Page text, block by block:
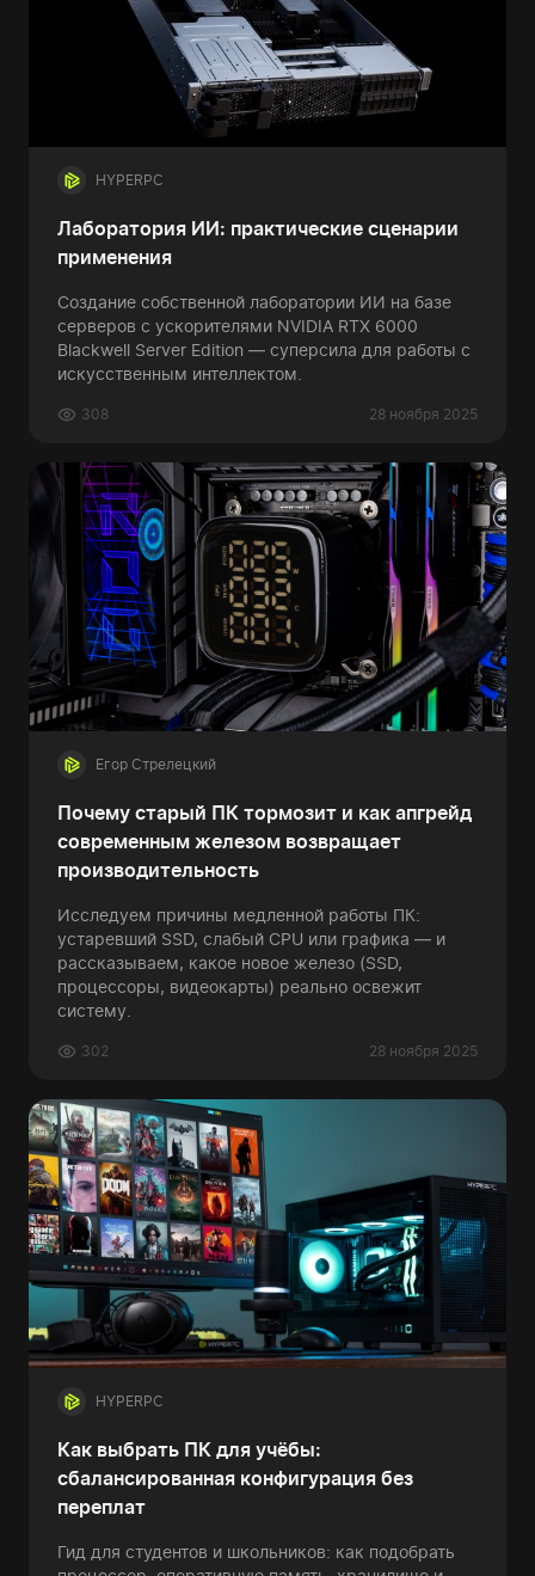
HYPERPC
Лаборатория ИИ: практические сценарии
применения
Создание собственной лаборатории ИИ на базе
серверов с ускорителями NVIDIA RTX 6000
Blackwell Server Edition — суперсила для работы с
искусственным интеллектом.
28 ноября 2025
308
Егор Стрелецкий
Почему старый ПК тормозит и как апгрейд
современным железом возвращает
производительность
Исследуем причины медленной работы ПК:
устаревший SSD, слабый CPU или графика — и
рассказываем, какое новое железо (SSD,
процессоры, видеокарты) реально освежит
систему.
28 ноября 2025
302
HYPERPC
Как выбрать ПК для учёбы:
сбалансированная конфигурация без
переплат
Гид для студентов и школьников: как подобрать